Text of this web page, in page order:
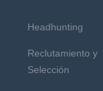
Headhunting
Reclutamiento y
Selección